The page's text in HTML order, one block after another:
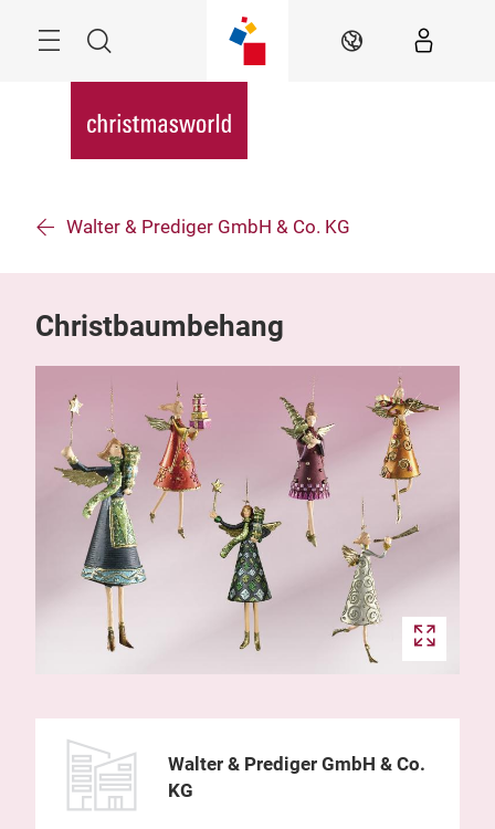
Suche DE
Walter & Prediger GmbH & Co. KG
Christbaumbehang
Walter & Prediger GmbH & Co.
KG